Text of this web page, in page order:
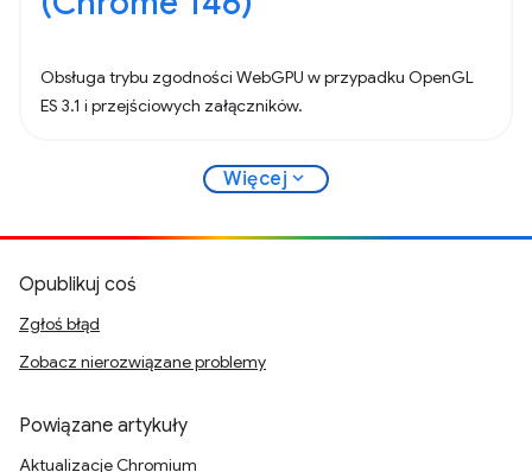
Obsługa trybu zgodności WebGPU w przypadku OpenGL
ES 3.1 i przejściowych załączników.
Więcej expand_more
Opublikuj coś
Zgłoś błąd
Zobacz nierozwiązane problemy
Powiązane artykuły
Aktualizacje Chromium